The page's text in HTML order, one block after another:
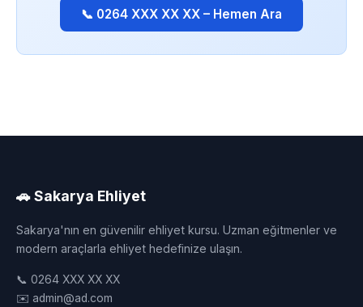
📞 0264 XXX XX XX – Hemen Ara
🚗 Sakarya Ehliyet
Sakarya'nın en güvenilir ehliyet kursu. Uzman eğitmenler ve
modern araçlarla ehliyet hedefinize ulaşın.
📞 0264 XXX XX XX
✉️ admin@ad.com